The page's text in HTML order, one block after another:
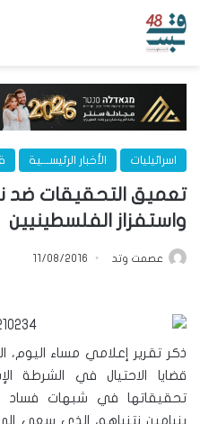
اسرائيليات الأخبار الرئيســـية
تعميق التحقيقات ضد
واستفزاز الفلسطينيين
عصمت وتد 11/08/2016
ذكر تقرير إعلامي مساء
تحقيقاتها في شبهات فساد
بنيامين نتنياهو، الذي سعى